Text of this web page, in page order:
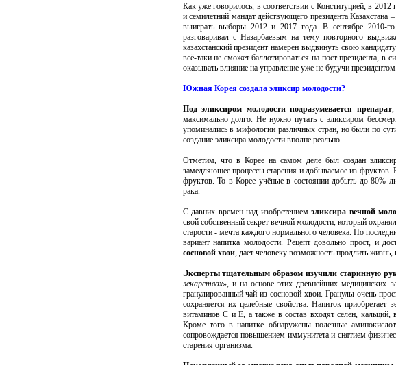
Как уже говорилось, в соответствии с Конституцией, в
и семилетний мандат действующего президента
выиграть выборы 2012 и 2017 года. В сентябре 2010-
разговаривал с Назарбаевым на тему повторного
казахстанский президент намерен выдвинуть свою
всё-таки не сможет баллотироваться на пост президента, в
оказывать влияние на управление уже не будучи президентом.
Южная Корея создала эликсир молодости?
Под эликсиром молодости подразумевается препарат,
максимально долго. Не нужно путать с эликсиром
упоминались в мифологии различных стран, но были по
создание эликсира молодости вполне реально.
Отметим, что в Корее на самом деле был создан
замедляющее процессы старения и добываемое из фруктов.
фруктов. То в Корее учёные в состоянии добыть до 80%
рака.
С давних времен над изобретениемэликсира вечной
свой собственный секрет вечной молодости, который
старости - мечта каждого нормального человека. По
вариант напитка молодости. Рецепт довольно прост, и
сосновой хвои, дает человеку возможность продлить
Эксперты тщательным образом изучили старинную
лекарствах»,и на основе этих древнейших медицинских
гранулированный чай из сосновой хвои. Гранулы очень
сохраняется их целебные свойства. Напиток приобретает
витаминов С и Е, а также в состав входят селен,
Кроме того в напитке обнаружены полезные
сопровождается повышением иммунитета и снятием
старения организма.